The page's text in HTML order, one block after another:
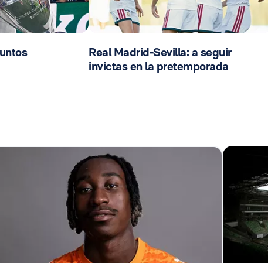
Real Madrid-Sevilla: a seguir
invictas en la pretemporada